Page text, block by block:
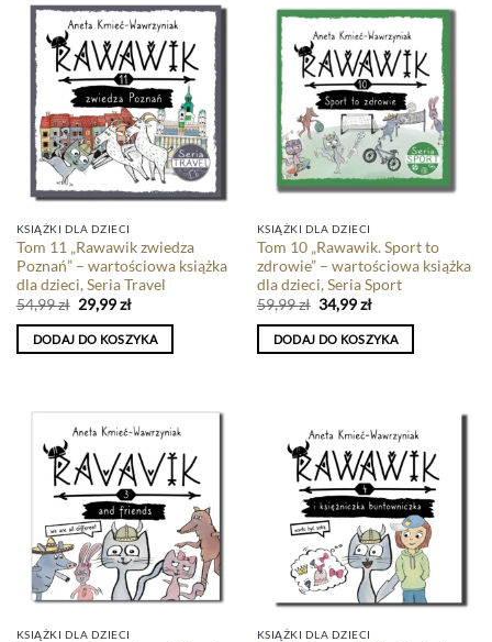
KSIĄŻKI DLA DZIECI
Tom 11 „Rawawik zwiedza
Poznań” – wartościowa książka
dla dzieci, Seria Travel
54,99zł 29,99zł
DODAJ DO KOSZYKA
KSIĄŻKI DLA DZIECI
Tom 10 „Rawawik. Sport to
zdrowie” – wartościowa książka
dla dzieci, Seria Sport
59,99zł 34,99zł
DODAJ DO KOSZYKA
KSIĄŻKI DLA DZIECI KSIĄŻKI DLA DZIECI